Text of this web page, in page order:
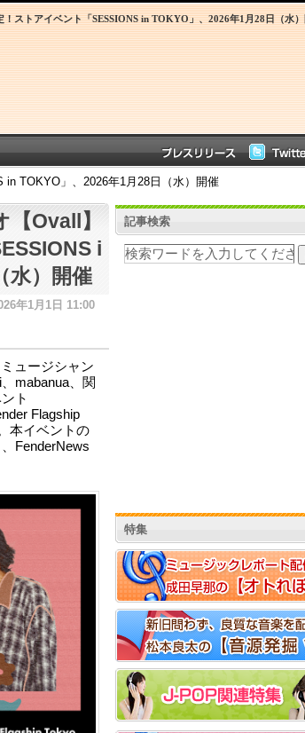
ストアイベント「SESSIONS in TOKYO」、2026年1月28日（水
TOKYO」、2026年1月28日（水）開催
Ovall】
i
水）開催
年1月1日 11:00
ュージシャン
mabanua、関
ト
Flagship
本イベントの
FenderNews
記事検索
特集